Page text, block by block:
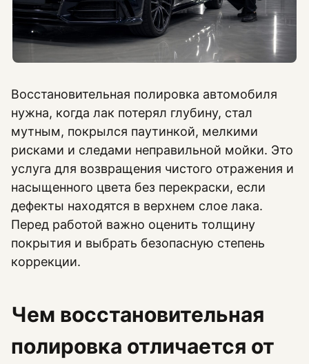
Восстановительная полировка автомобиля
нужна, когда лак потерял глубину, стал
мутным, покрылся паутинкой, мелкими
рисками и следами неправильной мойки. Это
услуга для возвращения чистого отражения и
насыщенного цвета без перекраски, если
дефекты находятся в верхнем слое лака.
Перед работой важно оценить толщину
покрытия и выбрать безопасную степень
коррекции.
Чем восстановительная
полировка отличается от